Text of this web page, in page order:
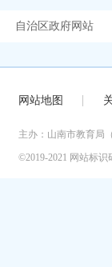
自治区政府网站
网站地图
主办：山南市教育局
©2019-2021 网站标识